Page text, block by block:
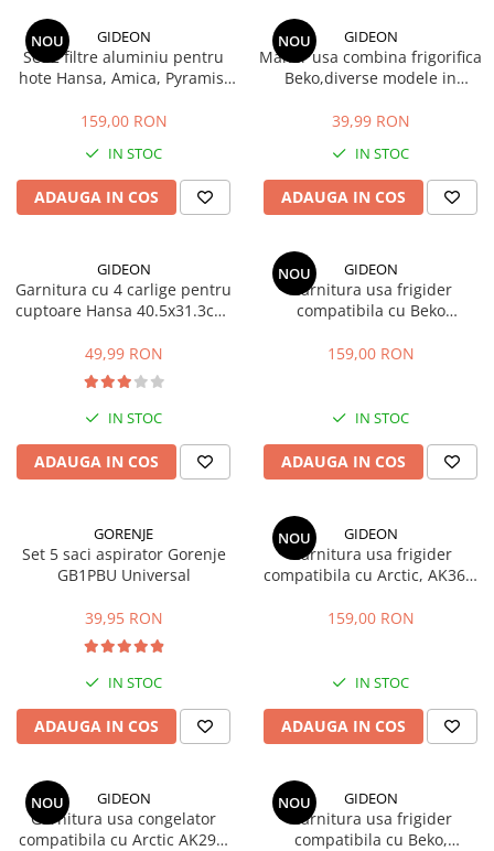
Accesorii Electrocasnice Mici
Filtre Purificatoare Aer
Accesorii Piese Aer Conditionat
NOU GIDEON
Set 2 filtre aluminiu pentru
hote Hansa, Amica, Pyramis,
mobila, 47.7x20.4 cm si
159,00 RON
IN STOC
ADAUGA IN COS
NOU GIDEON
Maner usa combina frigorifica
Beko,diverse modele in
22.5 cm
39,99 RON
IN STOC
ADAUGA IN COS
GIDEON
Garnitura cu 4 carlige pentru
cuptoare Hansa 40.5x31.3cm,
FCC, BOE, 1092, 1093,
8066308, 8065348
49,99 RON
IN STOC
ADAUGA IN COS
NOU GIDEON
Garnitura usa frigider
compatibila cu Beko
DBK386WD, DBK3862WD,
159,00 RON
IN STOC
ADAUGA IN COS
GORENJE
Set 5 saci aspirator Gorenje
GB1PBU Universal
39,95 RON
IN STOC
ADAUGA IN COS
NOU GIDEON
Garnitura usa frigider
compatibila cu Arctic, AK366,
K6370 , magnetica, 113, 5 x 58
159,00 RON
IN STOC
ADAUGA IN COS
NOU GIDEON
Garnitura usa congelator
compatibila cu Arctic AK296,
NOU GIDEON
Garnitura usa frigider
compatibila cu Beko,